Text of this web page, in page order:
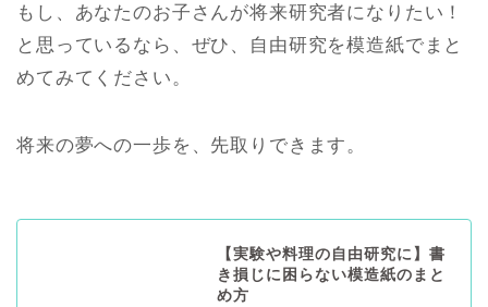
もし、あなたのお子さんが将来研究者になりたい！
と思っているなら、ぜひ、自由研究を模造紙でまと
めてみてください。
将来の夢への一歩を、先取りできます。
【実験や料理の自由研究に】書
き損じに困らない模造紙のまと
め方